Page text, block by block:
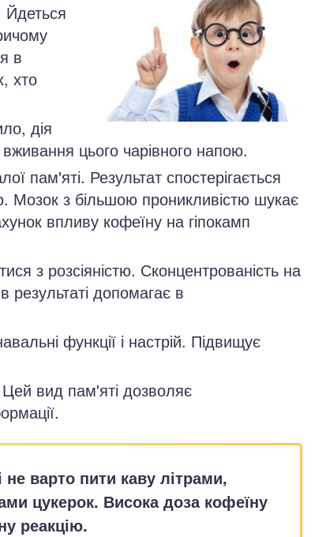
в
хто
дія
цього чарівного напою.
пам'яті. Результат спостерігається
Мозок з більшою проникливістю шукає
впливу кофеїну на гіпокамп
з розсіяністю. Сконцентрованість на
результаті допомагає в
функції і настрій. Підвищує
вид пам'яті дозволяє
варто пити каву літрами,
цукерок. Висока доза кофеїну
реакцію.